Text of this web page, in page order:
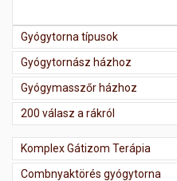
Gyógytorna típusok
Gyógytornász házhoz
Gyógymasszőr házhoz
200 válasz a rákról
Komplex Gátizom Terápia
Combnyaktörés gyógytorna